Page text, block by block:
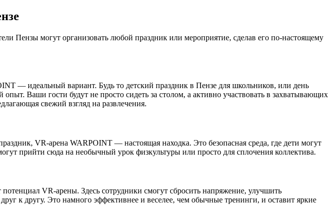
Пензы могут организовать любой праздник или мероприятие, сделав его по-настоящему
— идеальный вариант. Будь то детский праздник в Пензе для школьников, или день
Ваши гости будут не просто сидеть за столом, а активно участвовать в захватывающих
свежий взгляд на развлечения.
VR-арена WARPOINT — настоящая находка. Это безопасная среда, где дети могут
прийти сюда на необычный урок физкультуры или просто для сплочения коллектива.
VR-арены. Здесь сотрудники смогут сбросить напряжение, улучшить
к другу. Это намного эффективнее и веселее, чем обычные тренинги, и оставит яркие